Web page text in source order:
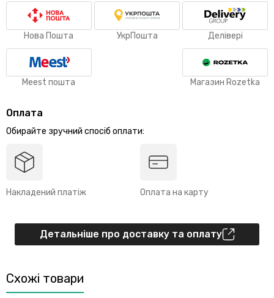
Нова Пошта УкрПошта Делівері
Meest пошта Магазин Rozetka
Оплата
Обирайте зручний спосіб оплати:
Накладений платіж Оплата на карту
Детальніше про доставку та оплату
Схожі товари